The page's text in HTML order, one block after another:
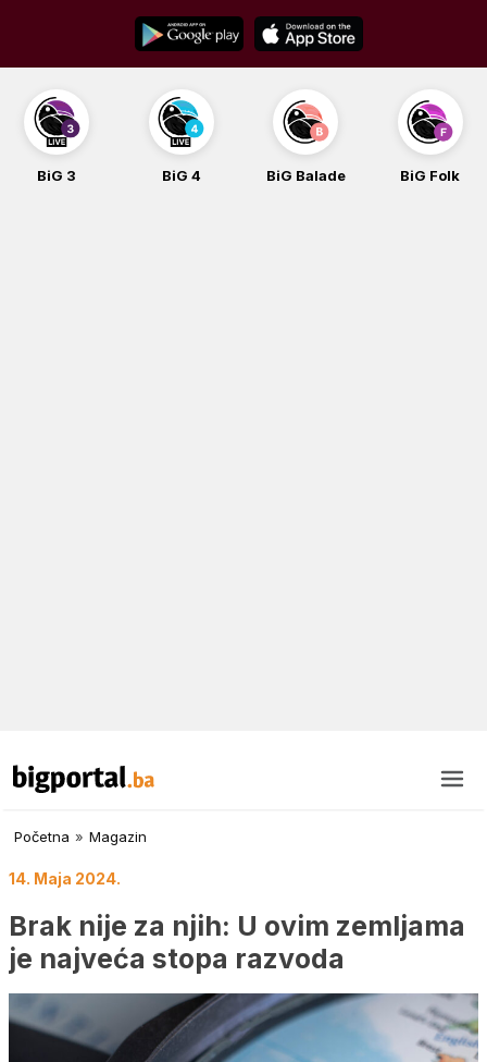
content
BiG 3 BiG 4 BiG Balade BiG Folk
Početna » Magazin
14. Maja 2024.
Brak nije za njih: U ovim zemljama
je najveća stopa razvoda